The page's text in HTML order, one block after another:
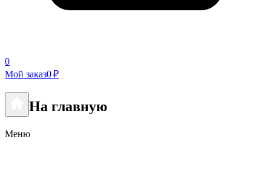
0
Мой заказ0 ₽
На главную
Меню